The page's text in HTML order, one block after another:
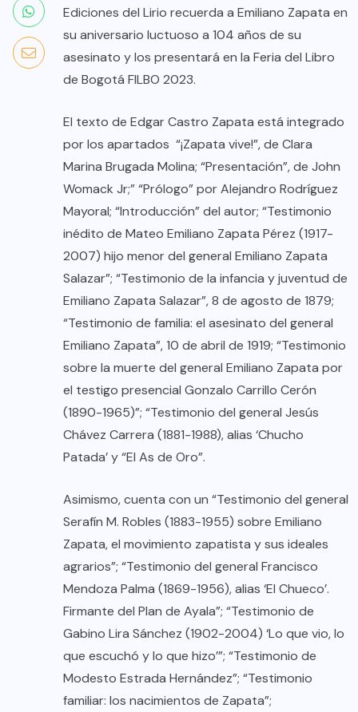
Ediciones del Lirio recuerda a Emiliano Zapata en
su aniversario luctuoso a 104 años de su
asesinato y los presentará en la Feria del Libro
de Bogotá FILBO 2023.
El texto de Edgar Castro Zapata está integrado
por los apartados “¡Zapata vive!”, de Clara
Marina Brugada Molina; “Presentación”, de John
Womack Jr;” “Prólogo” por Alejandro Rodríguez
Mayoral; “Introducción” del autor; “Testimonio
inédito de Mateo Emiliano Zapata Pérez (1917-
2007) hijo menor del general Emiliano Zapata
Salazar”; “Testimonio de la infancia y juventud de
Emiliano Zapata Salazar”, 8 de agosto de 1879;
“Testimonio de familia: el asesinato del general
Emiliano Zapata”, 10 de abril de 1919; “Testimonio
sobre la muerte del general Emiliano Zapata por
el testigo presencial Gonzalo Carrillo Cerón
(1890-1965)”; “Testimonio del general Jesús
Chávez Carrera (1881-1988), alias ‘Chucho
Patada’ y “El As de Oro”.
Asimismo, cuenta con un “Testimonio del general
Serafín M. Robles (1883-1955) sobre Emiliano
Zapata, el movimiento zapatista y sus ideales
agrarios”; “Testimonio del general Francisco
Mendoza Palma (1869-1956), alias ‘El Chueco’.
Firmante del Plan de Ayala”; “Testimonio de
Gabino Lira Sánchez (1902-2004) ‘Lo que vio, lo
que escuchó y lo que hizo’”; “Testimonio de
Modesto Estrada Hernández”; “Testimonio
familiar: los nacimientos de Zapata”;